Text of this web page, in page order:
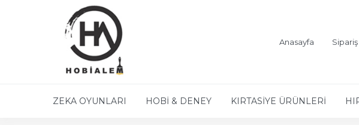
Anasayfa
ZEKA OYUNLARI HOBİ & DENEY KIRTASİYE ÜRÜNLERİ